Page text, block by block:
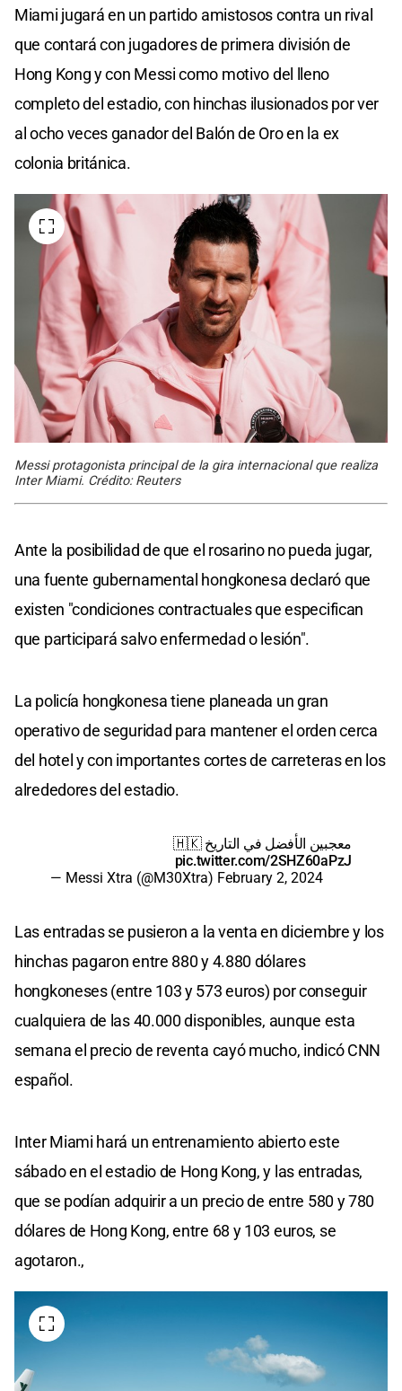
Miami jugará en un partido amistosos contra un rival
que contará con jugadores de primera división de
Hong Kong y con Messi como motivo del lleno
completo del estadio, con hinchas ilusionados por ver
al ocho veces ganador del Balón de Oro en la ex
colonia británica.
Messi protagonista principal de la gira internacional que realiza
Inter Miami. Crédito: Reuters
Ante la posibilidad de que el rosarino no pueda jugar,
una fuente gubernamental hongkonesa declaró que
existen "condiciones contractuales que especifican
que participará salvo enfermedad o lesión".
La policía hongkonesa tiene planeada un gran
operativo de seguridad para mantener el orden cerca
del hotel y con importantes cortes de carreteras en los
alrededores del estadio.
معجبين الأفضل في التاريخ 🇭🇰
pic.twitter.com/2SHZ60aPzJ
— Messi Xtra (@M30Xtra) February 2, 2024
Las entradas se pusieron a la venta en diciembre y los
hinchas pagaron entre 880 y 4.880 dólares
hongkoneses (entre 103 y 573 euros) por conseguir
cualquiera de las 40.000 disponibles, aunque esta
semana el precio de reventa cayó mucho, indicó CNN
español.
Inter Miami hará un entrenamiento abierto este
sábado en el estadio de Hong Kong, y las entradas,
que se podían adquirir a un precio de entre 580 y 780
dólares de Hong Kong, entre 68 y 103 euros, se
agotaron.,